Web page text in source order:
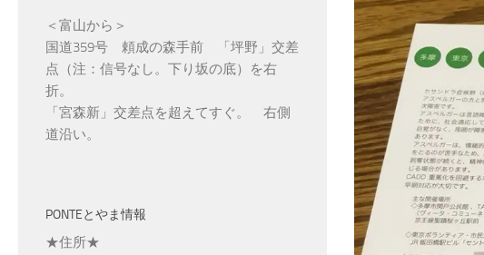
＜富山から＞
国道359号 頼成の森手前 「坪野」交差
点（注：信号なし。下り坂の底）を右
折。
「宮森新」交差点を超えてすぐ。 右側
道沿い。
PONTEとやま情報
★住所★